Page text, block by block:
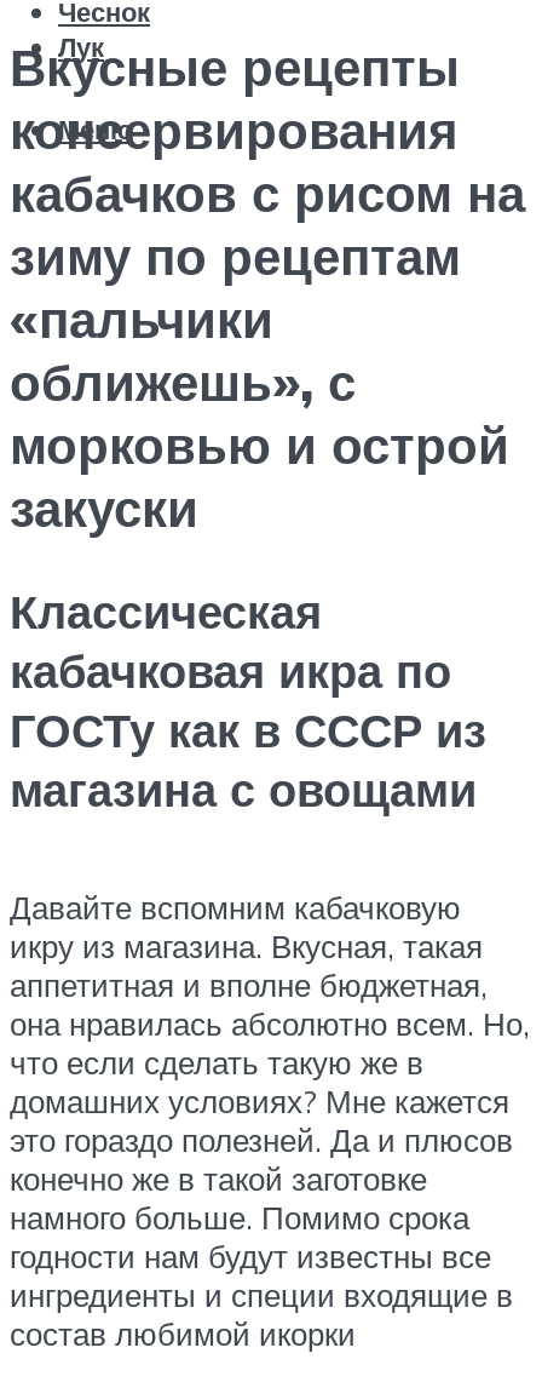
Чеснок
Лук
Меню
Вкусные рецепты
консервирования
кабачков с рисом на
зиму по рецептам
«пальчики
оближешь», с
морковью и острой
закуски
Классическая
кабачковая икра по
ГОСТу как в СССР из
магазина с овощами
Давайте вспомним кабачковую
икру из магазина. Вкусная, такая
аппетитная и вполне бюджетная,
она нравилась абсолютно всем. Но,
что если сделать такую же в
домашних условиях? Мне кажется
это гораздо полезней. Да и плюсов
конечно же в такой заготовке
намного больше. Помимо срока
годности нам будут известны все
ингредиенты и специи входящие в
состав любимой икорки